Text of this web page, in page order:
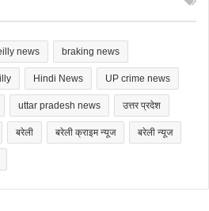
news braking news
Hindi News UP crime news
uttar pradesh news उत्तर प्रदेश
बरेली बरेली क्राइम न्यूज बरेली न्यूज